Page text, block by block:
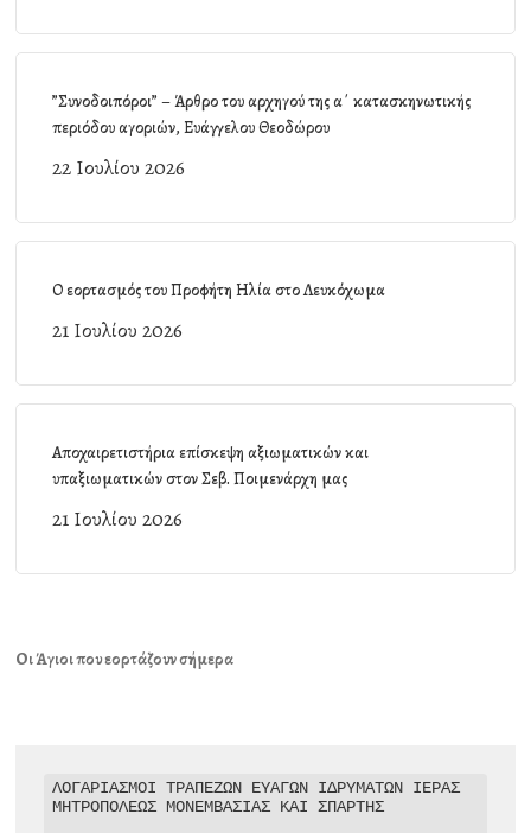
”Συνοδοιπόροι” – Άρθρο του αρχηγού της α΄ κατασκηνωτικής
περιόδου αγοριών, Ευάγγελου Θεοδώρου
22 Ιουλίου 2026
Ο εορτασμός του Προφήτη Ηλία στο Λευκόχωμα
21 Ιουλίου 2026
Αποχαιρετιστήρια επίσκεψη αξιωματικών και
υπαξιωματικών στον Σεβ. Ποιμενάρχη μας
21 Ιουλίου 2026
Οι Άγιοι που εορτάζουν σήμερα
ΛΟΓΑΡΙΑΣΜΟΙ ΤΡΑΠΕΖΩΝ ΕΥΑΓΩΝ ΙΔΡΥΜΑΤΩΝ ΙΕΡΑΣ
ΜΗΤΡΟΠΟΛΕΩΣ ΜΟΝΕΜΒΑΣΙΑΣ ΚΑΙ ΣΠΑΡΤΗΣ